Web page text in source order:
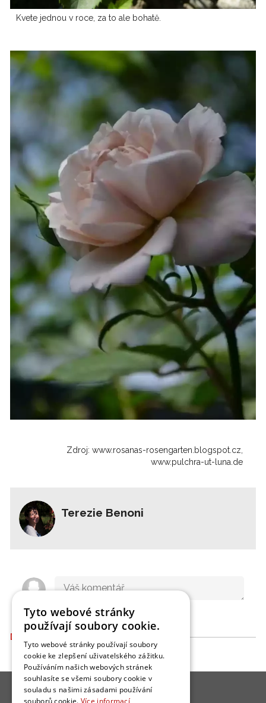
Kvete jednou v roce, za to ale bohatě.
Zdroj: www.rosanas-rosengarten.blogspot.cz,
www.pulchra-ut-luna.de
Terezie Benoni
DALŠÍ ČLÁNKY
Tyto webové stránky
používají soubory cookie.
Tyto webové stránky používají soubory
cookie ke zlepšení uživatelského zážitku.
Používáním našich webových stránek
souhlasíte se všemi soubory cookie v
souladu s našimi zásadami používání
souborů cookie. Více informací